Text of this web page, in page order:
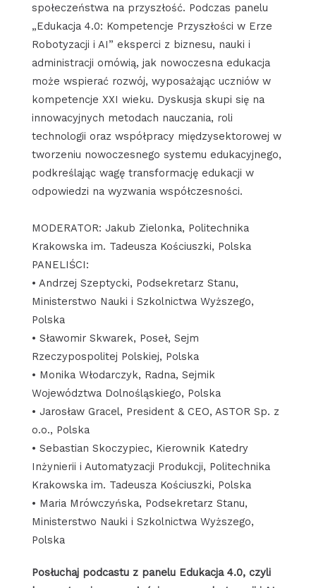
społeczeństwa na przyszłość. Podczas panelu
„Edukacja 4.0: Kompetencje Przyszłości w Erze
Robotyzacji i AI” eksperci z biznesu, nauki i
administracji omówią, jak nowoczesna edukacja
może wspierać rozwój, wyposażając uczniów w
kompetencje XXI wieku. Dyskusja skupi się na
innowacyjnych metodach nauczania, roli
technologii oraz współpracy międzysektorowej w
tworzeniu nowoczesnego systemu edukacyjnego,
podkreślając wagę transformację edukacji w
odpowiedzi na wyzwania współczesności.
MODERATOR: Jakub Zielonka, Politechnika
Krakowska im. Tadeusza Kościuszki, Polska
PANELIŚCI:
• Andrzej Szeptycki, Podsekretarz Stanu,
Ministerstwo Nauki i Szkolnictwa Wyższego,
Polska
• Sławomir Skwarek, Poseł, Sejm
Rzeczypospolitej Polskiej, Polska
• Monika Włodarczyk, Radna, Sejmik
Województwa Dolnośląskiego, Polska
• Jarosław Gracel, President & CEO, ASTOR Sp. z
o.o., Polska
• Sebastian Skoczypiec, Kierownik Katedry
Inżynierii i Automatyzacji Produkcji, Politechnika
Krakowska im. Tadeusza Kościuszki, Polska
• Maria Mrówczyńska, Podsekretarz Stanu,
Ministerstwo Nauki i Szkolnictwa Wyższego,
Polska
Posłuchaj podcastu z panelu Edukacja 4.0, czyli